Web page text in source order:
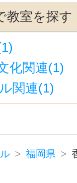
駅(3)
小
駅(3)
南
隈駅(2)
駅(福岡)(2)
(2)
平和
原駅(1)
駅(1)
甘
教室を探す
化関連(1)
関連(1)
福岡県